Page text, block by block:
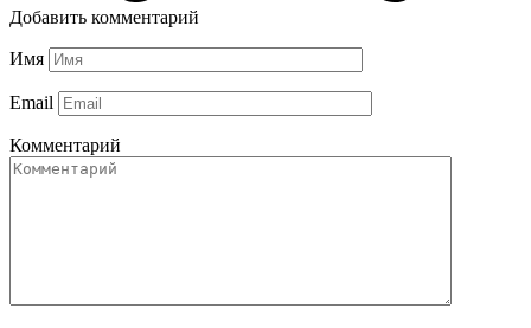
Добавить комментарий
Имя
Email
Комментарий